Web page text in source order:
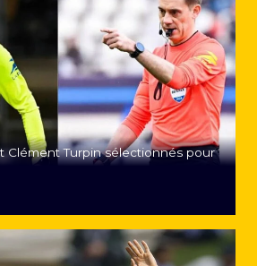
Clément Turpin sélectionnés pour